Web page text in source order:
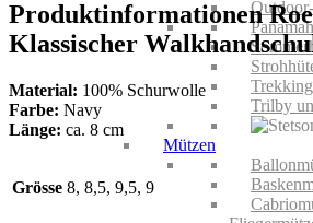
Trilby
Mützen
Produktinformationen
Klassischer
Material: 100% Schurwolle
Farbe: Navy
Länge: ca. 8 cm
Grösse 8, 8,5, 9,5, 9